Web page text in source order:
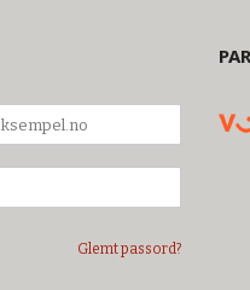
Glemt passord?